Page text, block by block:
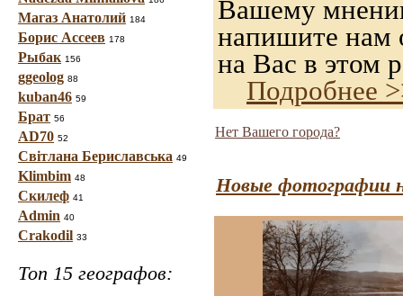
Магаз Анатолий 184
Борис Ассеев 178
Рыбак 156
ggeolog 88
kuban46 59
Брат 56
AD70 52
Світлана Бериславська 49
Klimbim 48
Скилеф 41
Admin 40
Crakodil 33
Топ 15 географов:
Вашему
напишите нам
на Вас в этом
Подробнее
Нет Вашего города?
Новые фотографии